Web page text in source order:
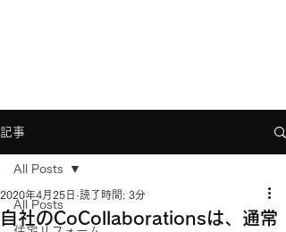
記事
All Posts
All Posts
自社のCoCollaborationsは、通常
2020年4月25日 読了時間: 3分